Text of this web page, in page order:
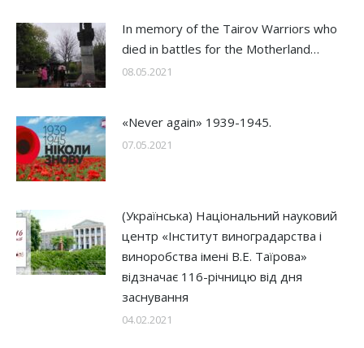
In memory of the Tairov Warriors who
died in battles for the Motherland…
08.05.2021
«Never again» 1939-1945.
07.05.2021
(Українська) Національний науковий
центр «Інститут виноградарства і
виноробства імені В.Е. Таїрова»
відзначає 116-річницю від дня
заснування
04.02.2021